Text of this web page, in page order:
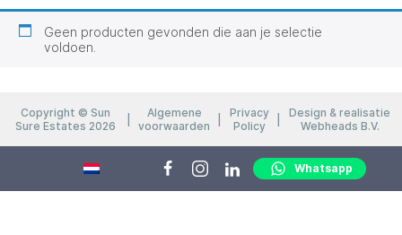
Geen producten gevonden die aan je selectie
voldoen.
Copyright © Sun
Sure Estates 2026
Algemene
voorwaarden
Privacy
Policy
Design & realisatie
Webheads B.V.
Whatsapp